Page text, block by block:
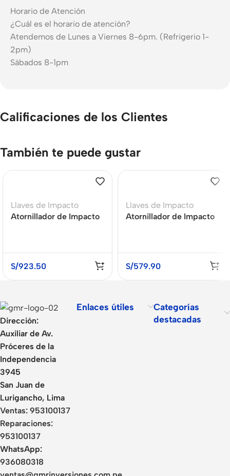
Horario de Atención
¿Cuál es el horario de atención?
Atendemos de Lunes a Viernes 8-6pm. (Refrigerio 1-
2pm)
Sábados 8-1pm
Calificaciones de los Clientes
También te puede gustar
Llaves de Impacto
Atornillador de Impacto
S/923.50
Llaves de Impacto
Atornillador de Impacto
S/579.90
Dirección:
Auxiliar de Av.
Próceres de la
Independencia
3945
San Juan de
Lurigancho, Lima
Ventas: 953100137
Reparaciones:
953100137
WhatsApp:
936080318
Enlaces útiles
Categorías
destacadas